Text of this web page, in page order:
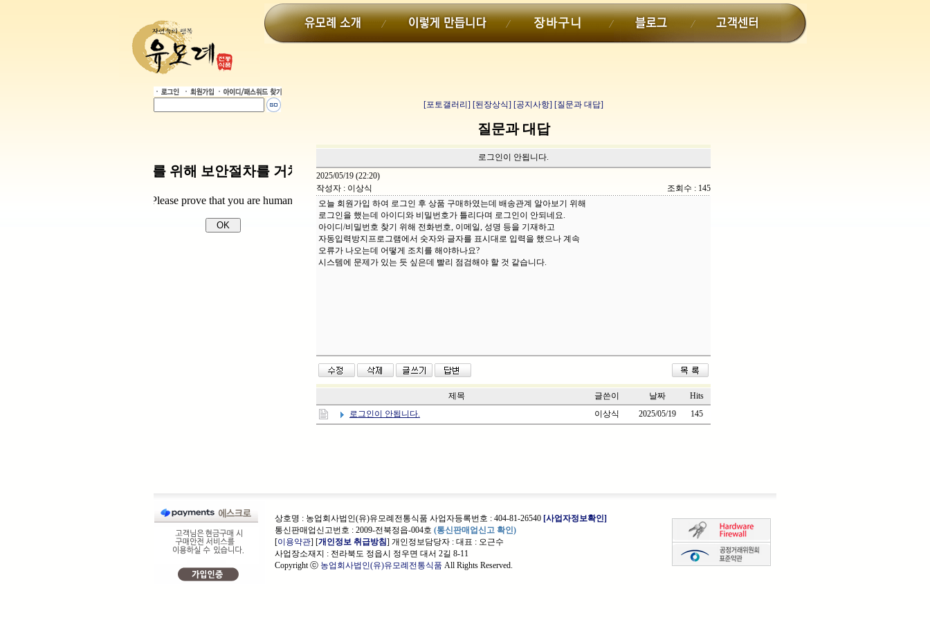
[포토갤러리] [된장상식] [공지사항] [질문과 대답]
질문과 대답
로그인이 안됩니다.
2025/05/19 (22:20)
작성자 : 이상식
조회수 : 145
오늘 회원가입 하여 로그인 후 상품 구매하였는데 배송관계 알아보기 위해
로그인을 했는데 아이디와 비밀번호가 틀리다며 로그인이 안되네요.
아이디/비밀번호 찾기 위해 전화번호, 이메일, 성명 등을 기재하고
자동입력방지프로그램에서 숫자와 글자를 표시대로 입력을 했으나 계속
오류가 나오는데 어떻게 조치를 해야하나요?
시스템에 문제가 있는 듯 싶은데 빨리 점검해야 할 것 같습니다.
제목 글쓴이 날짜
Hits
로그인이 안됩니다.
이상식 2025/05/19 145
상호명 : 농업회사법인(유)유모례전통식품 사업자등록번호 : 404-81-26540 [사업자정보확인]
통신판매업신고번호 : 2009-전북정읍-004호 (통신판매업신고 확인)
[이용약관] [개인정보 취급방침] 개인정보담당자 : 대표 : 오근수
사업장소재지 : 전라북도 정읍시 정우면 대서 2길 8-11
Copyright ⓒ 농업회사법인(유)유모례전통식품 All Rights Reserved.